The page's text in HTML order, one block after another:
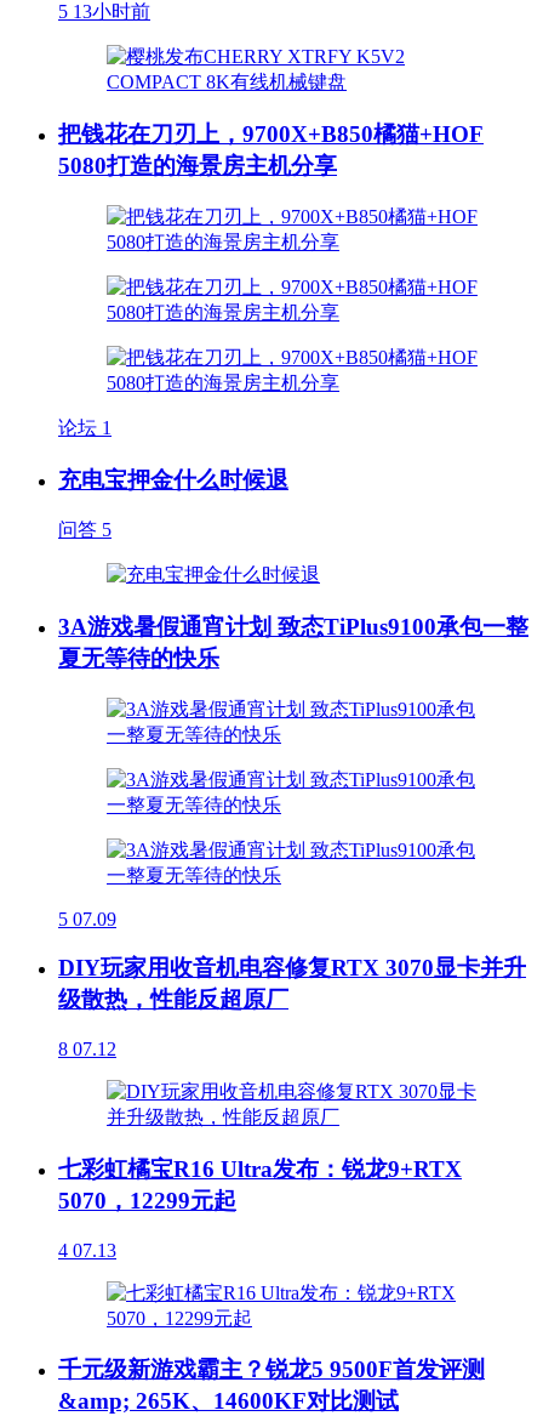
5 13小时前
把钱花在刀刃上，9700X+B850橘猫+HOF
5080打造的海景房主机分享
论坛 1
充电宝押金什么时候退
问答 5
3A游戏暑假通宵计划 致态TiPlus9100承包一整
夏无等待的快乐
5 07.09
DIY玩家用收音机电容修复RTX 3070显卡并升
级散热，性能反超原厂
8 07.12
七彩虹橘宝R16 Ultra发布：锐龙9+RTX
5070，12299元起
4 07.13
千元级新游戏霸主？锐龙5 9500F首发评测
&amp; 265K、14600KF对比测试